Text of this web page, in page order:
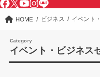
HOME ビジネス イベント
イベント・ビジネス